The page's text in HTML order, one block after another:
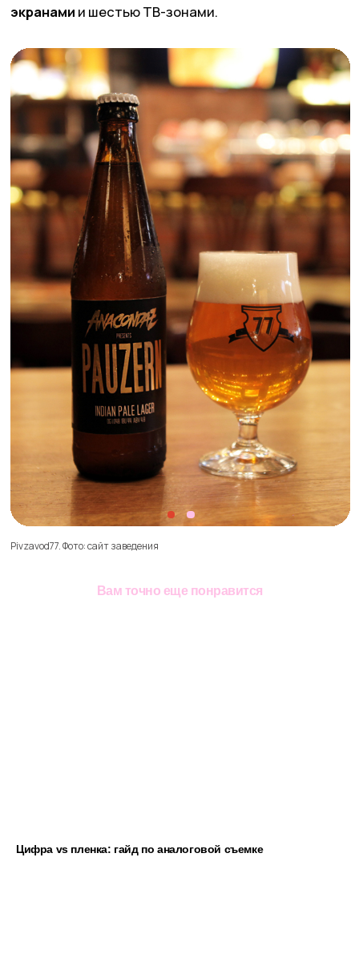
Вам точно еще понравится
Цифра vs пленка: гайд по аналоговой съемке
Поделиться статьей в соцсетях
Подпишись на местную ЩУКУ вTelegram
иInstagram* и узнай о всех крутых местах страны
одним из первых.
Дата материала: зима2025
Вернуться к статьям
© ИП Абибуллаева Э.Э. Все права защищены
ИНН 233710163987 и ОГРНИП 318237500287753
*Компания Meta Platforms Inc. признана экстремистской
организацией, ее деятельность на территории России
запрещена
Создание сайтов: @imarketina